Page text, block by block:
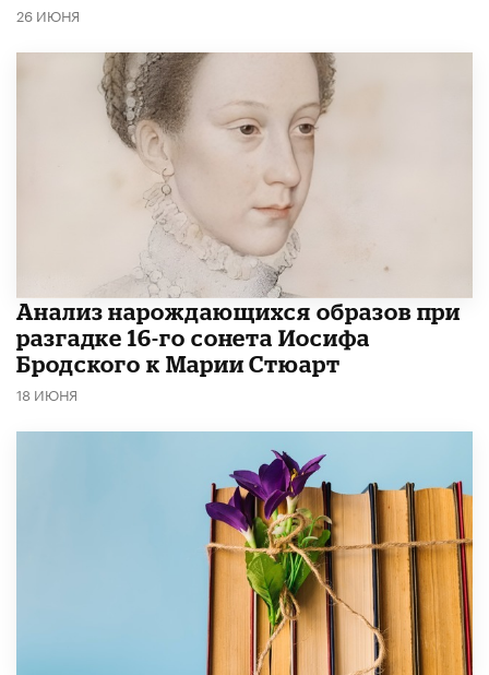
26 ИЮНЯ
Анализ нарождающихся образов при
разгадке 16-го сонета Иосифа
Бродского к Марии Стюарт
18 ИЮНЯ